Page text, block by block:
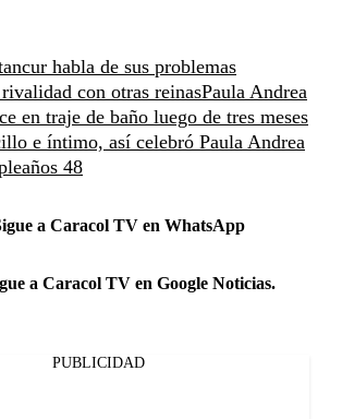
habla de sus problemas
con otras reinasPaula Andrea
en traje de baño luego de tres meses
e íntimo, así celebró Paula Andrea
48
a Caracol TV en WhatsApp
a Caracol TV en Google Noticias.
PUBLICIDAD